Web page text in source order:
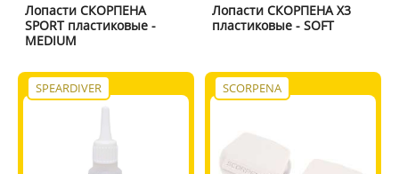
Лопасти СКОРПЕНА
SPORT пластиковые -
MEDIUM
Лопасти СКОРПЕНА X3
пластиковые - SOFT
SPEARDIVER SCORPENA